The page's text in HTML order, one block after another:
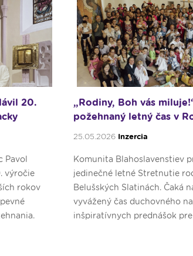
20.
Pavol
výročie
rokov
„Rodiny, Boh vás
požehnaný letný čas v
25.05.2026 Inzercia
Komunita Blahoslavenstiev
jedinečné letné Stretnutie
Belušských Slatinách. Čaká
vyvážený čas duchovného
inšpiratívnych prednášok